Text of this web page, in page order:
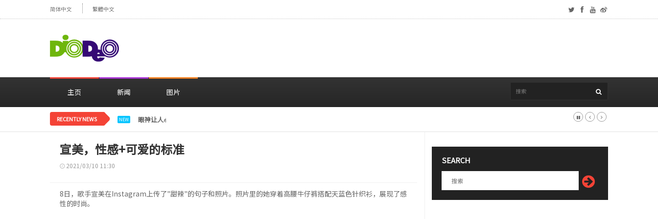
简体中文 繁體中文
主页 新闻 图片
RECENTLY NEWS NEW 眼神让人心动，美貌闪耀……安宥真，就算瞪着看也很漂亮呢
宣美，性感+可爱的标准
2021/03/10 11:30
8日，歌手宣美在Instagram上传了"甜辣"的句子和照片。照片里的她穿着高腰牛仔裤搭配天蓝色针织衫，展现了感
性的时尚。
SEARCH